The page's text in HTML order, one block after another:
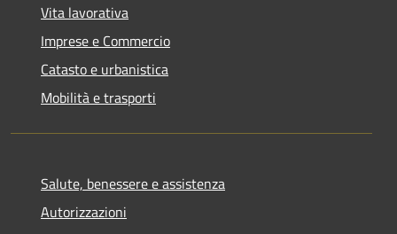
Vita lavorativa
Imprese e Commercio
Catasto e urbanistica
Mobilità e trasporti
Salute, benessere e assistenza
Autorizzazioni